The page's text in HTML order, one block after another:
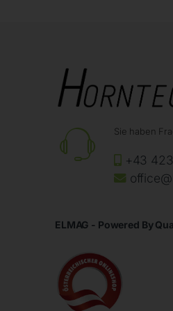
Sie haben
+43
ELMAG - Powered By